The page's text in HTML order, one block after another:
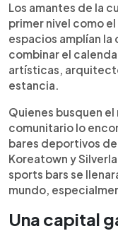
Los amantes de la
primer nivel como el
espacios amplían
combinar el
artísticas,
estancia.
Quienes busquen
comunitario lo
bares deportivos de
Koreatown y
sports bars se
mundo,
Una capital